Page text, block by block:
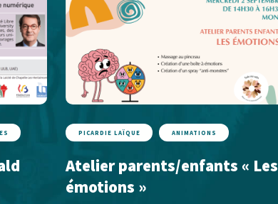
PICARDIE LAÏQUE ANIMATIONS
Atelier parents/enfants « Les
émotions »